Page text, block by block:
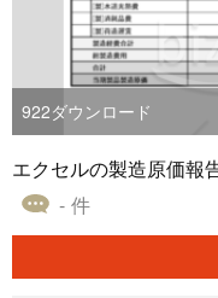
922ダウンロード
エクセルの製造原価報
- 件